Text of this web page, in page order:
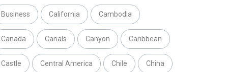
Business California Cambodia
Canada Canals Canyon Caribbean
Castle Central America Chile China